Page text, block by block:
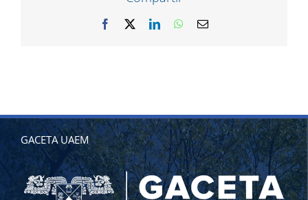
Compartir
GACETA UAEM